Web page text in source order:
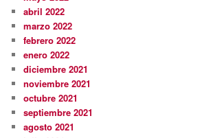
abril 2022
marzo 2022
febrero 2022
enero 2022
diciembre 2021
noviembre 2021
octubre 2021
septiembre 2021
agosto 2021